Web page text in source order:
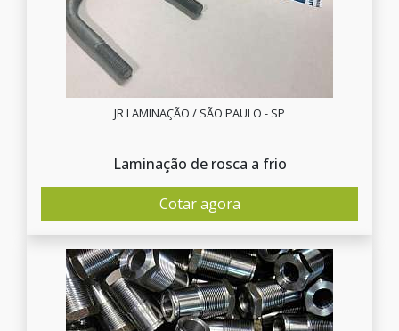
JR LAMINAÇÃO / SÃO PAULO - SP
Laminação de rosca a frio
Cotar agora